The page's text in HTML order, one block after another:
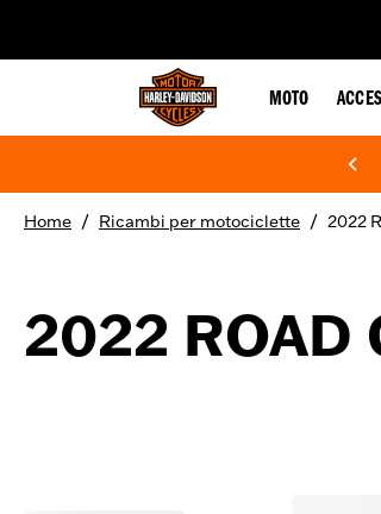
MOTO
Home / Ricambi per motociclette / 2022
2022 ROAD